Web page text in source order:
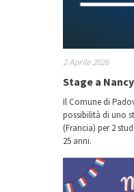
2 Aprile 2026
Stage a
Il Comune di
possibilità di uno
(Francia) per 2
25 anni.